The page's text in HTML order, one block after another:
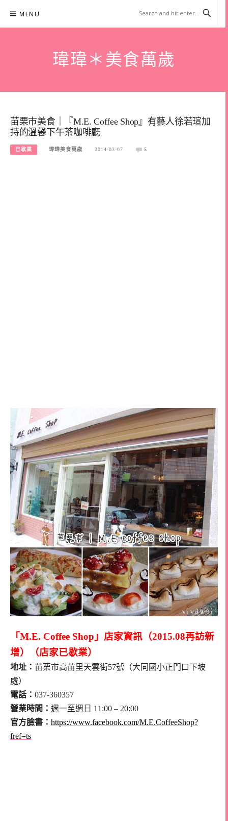
content
MENU
瑋瑋＊美食萬歲
苗栗市美食｜『M.E. Coffee Shop』有藝人徐若瑄加
持的溫馨下午茶咖啡廳
已歇業 瑋瑋美食萬歲 2014-03-07 5
「M.E. Coffee Shop」店家資訊（2015.08再訪新
增）（店家已歇業）
地址： 苗栗市高苗里天雲街57號（大同國小正門口下坡
處）
電話： 037-360357
營業時間： 週一至週日 11:00 – 20:00
官方臉書： https://www.facebook.com/M.E.CoffeeShop?
fref=ts